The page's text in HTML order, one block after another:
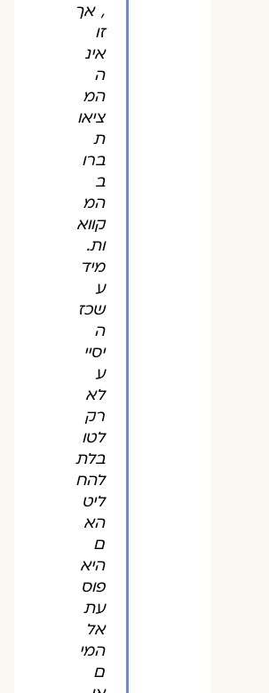
, אך
זו
אינ
ה
המ
ציאו
ת
ברו
ב
המ
קווא
ות.
מיד
ע
שכז
ה
יסיי
ע
לא
רק
לטו
בלת
להח
ליט
הא
ם
היא
פוס
עת
אל
המי
ם